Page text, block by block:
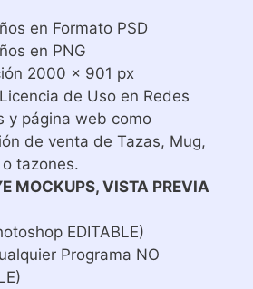
en Formato PSD
en PNG
2000 x 901 px
de Uso en Redes
y página web como
de venta de Tazas, Mug,
tazones.
MOCKUPS, VISTA PREVIA
EDITABLE)
Programa NO